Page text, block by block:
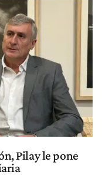
Pilay le pone